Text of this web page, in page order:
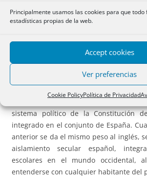
Principalmente usamos las cookies para que todo
estadísticas propias de la web.
Accept cookies
Ver preferencias
Cookie PolicyPolítica de Privacidad
pertenece a una comunidad de
formamos parte.
En cambio, la equiparación del
impartidas en los dos idiomas
Jaume Matas con el decreto 50/50
político concreto, que significa que
sistema político de la Constitución
integrado en el conjunto de España.
anterior se da el mismo peso al inglés,
aislamiento secular español,
escolares en el mundo occidental,
entenderse con cualquier habitante del